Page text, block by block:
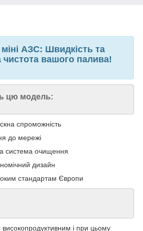
АЗС: Швидкість та
чистота вашого палива!
цю модель:
спроможність
до мережі
система очищення
дизайн
стандартам Європи
високопродуктивним і при цьому